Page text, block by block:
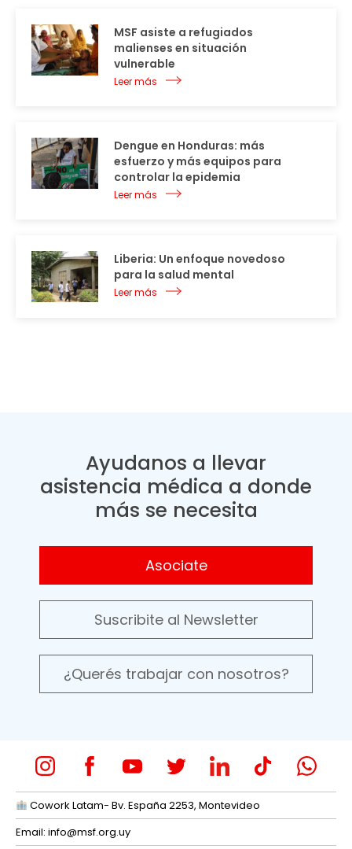
MSF asiste a refugiados
malienses en situación
vulnerable
Leer más
Dengue en Honduras: más
esfuerzo y más equipos para
controlar la epidemia
Leer más
Liberia: Un enfoque novedoso
para la salud mental
Leer más
Ayudanos a llevar
asistencia médica a donde
más se necesita
Asociate
Suscribite al Newsletter
¿Querés trabajar con nosotros?
Cowork Latam- Bv. España 2253, Montevideo
Email: info@msf.org.uy